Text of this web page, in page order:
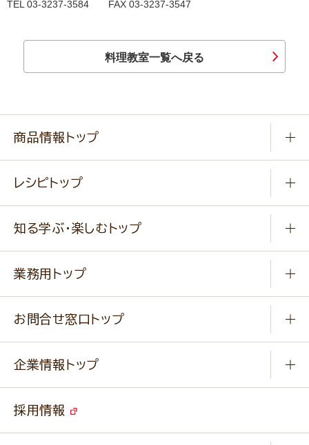
TEL 03-3237-3584 FAX 03-3237-3547
料理教室一覧へ戻る
商品情報トップ
健康食品・他
新商品・リニューアル商品
通販サイト一覧
レシピトップ
作り方動画
みなさまのレシピはこちら
知る学ぶ・楽しむトップ
ふっくらパンをつくりましょう
キャンペーン
業務用トップ
ニップンの アマニ 業務用サイト
ベジカフェブランドサイト
お問合せ窓口トップ
改善事例
企業情報トップ
採用情報